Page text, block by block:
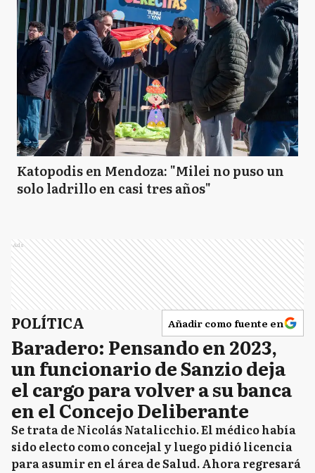
Katopodis en Mendoza: "Milei no puso un
solo ladrillo en casi tres años"
Ads
POLÍTICA Añadir como fuente en
Baradero: Pensando en 2023,
un funcionario de Sanzio deja
el cargo para volver a su banca
en el Concejo Deliberante
Se trata de Nicolás Natalicchio. El médico había
sido electo como concejal y luego pidió licencia
para asumir en el área de Salud. Ahora regresará